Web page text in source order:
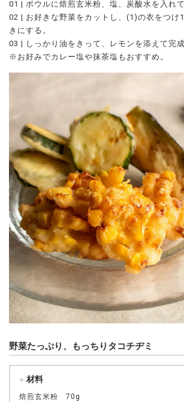
01 | ボウルに焙煎玄米粉、塩、炭酸水を入れ
02 | お好きな野菜をカットし、(1)の衣をつ
きにする。
03 | しっかり油をきって、レモンを添えて完成
※お好みでカレー塩や抹茶塩もおすすめ。
野菜たっぷり、もっちりタコチヂミ
材料
焙煎玄米粉 70g